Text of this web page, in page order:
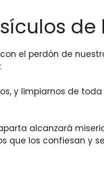
de
el perdón de
y limpiarnos de toda
alcanzará
que los confiesan y